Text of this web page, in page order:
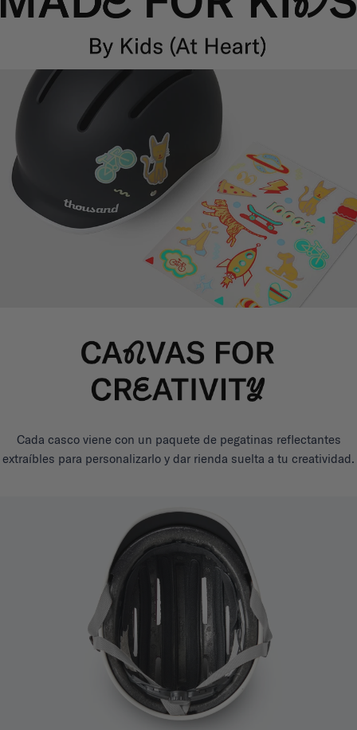
Cada casco viene con un paquete de pegatinas reflectantes
extraíbles para personalizarlo y dar rienda suelta a tu creatividad.